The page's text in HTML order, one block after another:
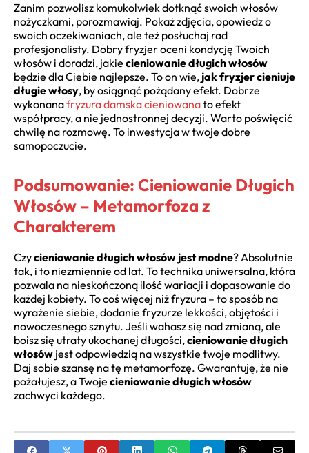
Zanim pozwolisz komukolwiek dotknąć swoich włosów
nożyczkami, porozmawiaj. Pokaż zdjęcia, opowiedz o
swoich oczekiwaniach, ale też posłuchaj rad
profesjonalisty. Dobry fryzjer oceni kondycję Twoich
włosów i doradzi, jakie cieniowanie długich włosów
będzie dla Ciebie najlepsze. To on wie, jak fryzjer cieniuje
długie włosy, by osiągnąć pożądany efekt. Dobrze
wykonanafryzura damska cieniowanato efekt
współpracy, a nie jednostronnej decyzji. Warto poświęcić
chwilę na rozmowę. To inwestycja w twoje dobre
samopoczucie.
Podsumowanie: Cieniowanie Długich
Włosów – Metamorfoza z
Charakterem
Czycieniowanie długich włosów jest modne? Absolutnie
tak, i to niezmiennie od lat. To technika uniwersalna, która
pozwala na nieskończoną ilość wariacji i dopasowanie do
każdej kobiety. To coś więcej niż fryzura – to sposób na
wyrażenie siebie, dodanie fryzurze lekkości, objętości i
nowoczesnego sznytu. Jeśli wahasz się nad zmianą, ale
boisz się utraty ukochanej długości,cieniowanie długich
włosów jest odpowiedzią na wszystkie twoje modlitwy.
Daj sobie szansę na tę metamorfozę. Gwarantuję, że nie
pożałujesz, a Twoje cieniowanie długich włosów
zachwyci każdego.